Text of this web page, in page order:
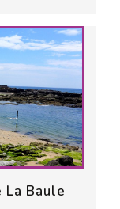
Baule